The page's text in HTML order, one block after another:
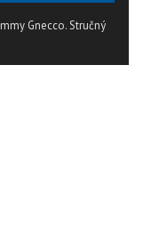
Gnecco.Stručný